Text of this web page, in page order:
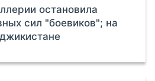
остановила
сил "боевиков"; на